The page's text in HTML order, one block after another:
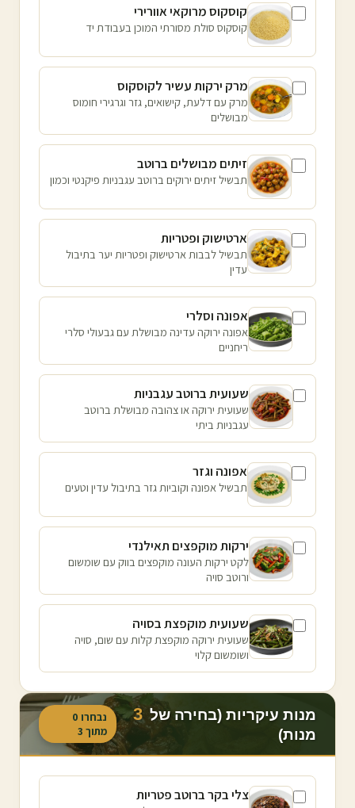
קוסקוס מרוקאי אוורירי
קוסקוס סולת מסורתי המוכן בעבודת יד
מרק ירקות עשיר לקוסקוס
מרק עם דלעת, קישואים, גזר וגרגירי חומוס
מבושלים
זיתים מבושלים ברוטב
תבשיל זיתים ירוקים ברוטב עגבניות פיקנטי וכמון
ארטישוק ופטריות
תבשיל לבבות ארטישוק ופטריות יער בתיבול
עדין
אפונה וסלרי
אפונה ירוקה עדינה מבושלת עם גבעולי סלרי
ריחניים
שעועית ברוטב עגבניות
שעועית ירוקה או צהובה מבושלת ברוטב
עגבניות ביתי
אפונה וגזר
תבשיל אפונה וקוביות גזר בתיבול עדין וטעים
ירקות מוקפצים תאילנדי
לקט ירקות העונה מוקפצים בווק עם שומשום
ורוטב סויה
שעועית מוקפצת בסויה
שעועית ירוקה מוקפצת קלות עם שום, סויה
ושומשום קלוי
מנות עיקריות (בחירה של 3
מנות)
נבחרו 0
מתוך 3
צלי בקר ברוטב פטריות